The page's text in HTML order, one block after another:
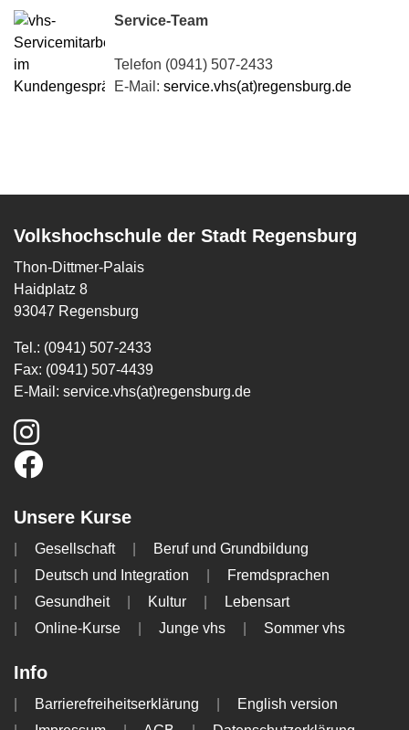
Service-Team
Telefon (0941) 507-2433
E-Mail: service.vhs(at)regensburg.de
Volkshochschule der Stadt Regensburg
Thon-Dittmer-Palais
Haidplatz 8
93047 Regensburg
Tel.: (0941) 507-2433
Fax: (0941) 507-4439
E-Mail: service.vhs(at)regensburg.de
Unsere Kurse
Gesellschaft
Beruf und Grundbildung
Deutsch und Integration
Fremdsprachen
Gesundheit
Kultur
Lebensart
Online-Kurse
Junge vhs Sommer vhs
Info
Barrierefreiheitserklärung
English version